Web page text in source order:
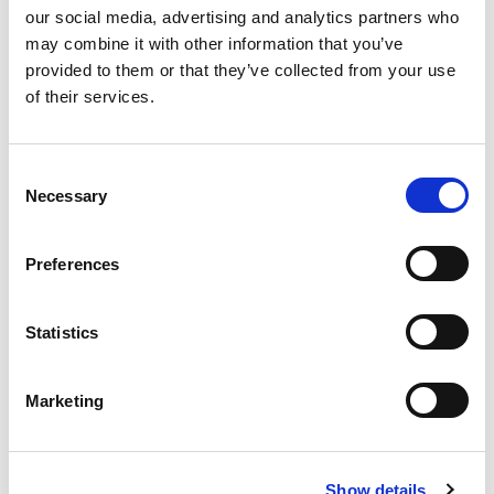
our social media, advertising and analytics partners who
may combine it with other information that you’ve
provided to them or that they’ve collected from your use
of their services.
Selection
Necessary
Preferences
Statistics
Marketing
Show details
voelt.
Beweging zorgt voor plezier, ontspanning &
voldoening, waardoor ouderen beter in hun vel
zitten.
Gratis proefmaand beweegprogramma FYLM
Hoe stimuleer je ouderen tot
meer beweging?
ouderen dringt de laatste jaren steeds meer door.